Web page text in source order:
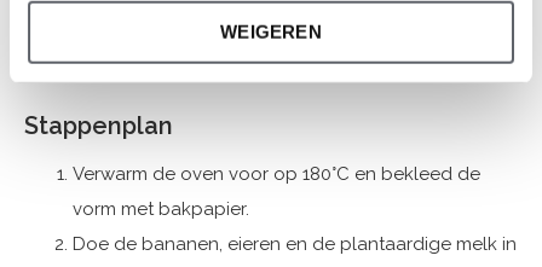
WEIGEREN
Stappenplan
Verwarm de oven voor op 180°C en bekleed de
vorm met bakpapier.
Doe de bananen, eieren en de plantaardige melk in